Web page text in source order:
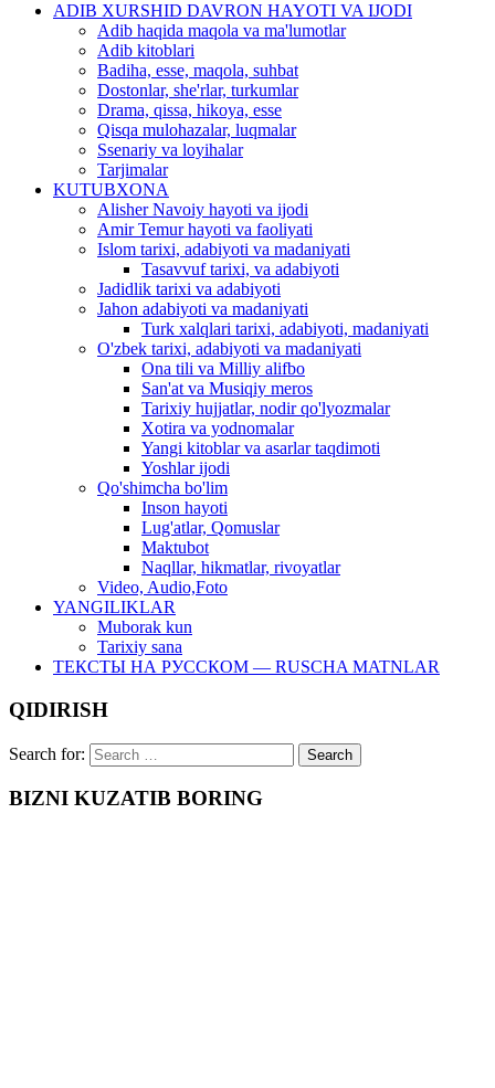
ADIB XURSHID DAVRON HAYOTI VA IJODI
Adib haqida maqola va ma'lumotlar
Adib kitoblari
Badiha, esse, maqola, suhbat
Dostonlar, she'rlar, turkumlar
Drama, qissa, hikoya, esse
Qisqa mulohazalar, luqmalar
Ssenariy va loyihalar
Tarjimalar
KUTUBXONA
Alisher Navoiy hayoti va ijodi
Amir Temur hayoti va faoliyati
Islom tarixi, adabiyoti va madaniyati
Tasavvuf tarixi, va adabiyoti
Jadidlik tarixi va adabiyoti
Jahon adabiyoti va madaniyati
Turk xalqlari tarixi, adabiyoti, madaniyati
O'zbek tarixi, adabiyoti va madaniyati
Ona tili va Milliy alifbo
San'at va Musiqiy meros
Tarixiy hujjatlar, nodir qo'lyozmalar
Xotira va yodnomalar
Yangi kitoblar va asarlar taqdimoti
Yoshlar ijodi
Qo'shimcha bo'lim
Inson hayoti
Lug'atlar, Qomuslar
Maktubot
Naqllar, hikmatlar, rivoyatlar
Video, Audio,Foto
YANGILIKLAR
Muborak kun
Tarixiy sana
ТЕКСТЫ НА РУССКОМ — RUSCHA MATNLAR
QIDIRISH
Search for:
BIZNI KUZATIB BORING